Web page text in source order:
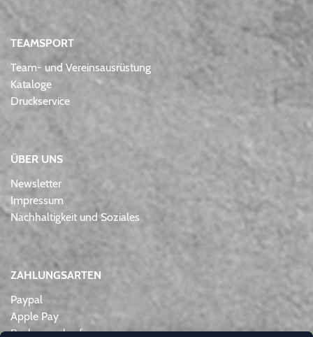
TEAMSPORT
Team- und Vereinsausrüstung
Kataloge
Druckservice
ÜBER UNS
Newsletter
Impressum
Nachhaltigkeit und Soziales
ZAHLUNGSARTEN
Paypal
Apple Pay
Rechnungskauf